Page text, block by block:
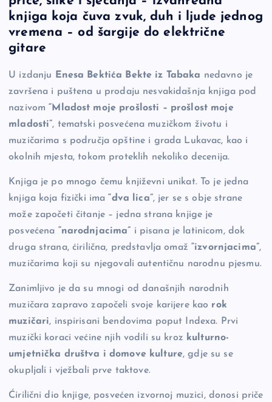
b
o
o
k
Li
n
g
er
knjiga koja čuva zvuk, duh i ljude jednog
vremena – od šargije do električne
gitare
U izdanju Enesa Bektića Bekte iz Tabaka nedavno je
završena i puštena u prodaju nesvakidašnja knjiga pod
nazivom“Mladost moje prošlosti – prošlost moje
mladosti”, tematski posvećena muzičkom životu i
muzičarima s područja opštine i grada Lukavac, kao i
okolnih mjesta, tokom proteklih nekoliko decenija.
Knjiga je po mnogo čemu književni unikat. To je jedna
knjiga koja fizički ima“dva lica”, jer se s obje strane
može započeti čitanje – jedna strana knjige je
posvećena “narodnjacima” i pisana je latinicom, dok
druga strana, ćirilična, predstavlja omaž “izvornjacima”,
muzičarima koji su njegovali autentičnu narodnu pjesmu.
Zanimljivo je da su mnogi od današnjih narodnih
muzičara zapravo započeli svoje karijere kao rok
muzičari, inspirisani bendovima poput Indexa. Prvi
muzički koraci većine njih vodili su kroz kulturno-
umjetnička društva i domove kulture, gdje su se
okupljali i vježbali prve taktove.
Ćirilični dio knjige, posvećen izvornoj muzici, donosi priče